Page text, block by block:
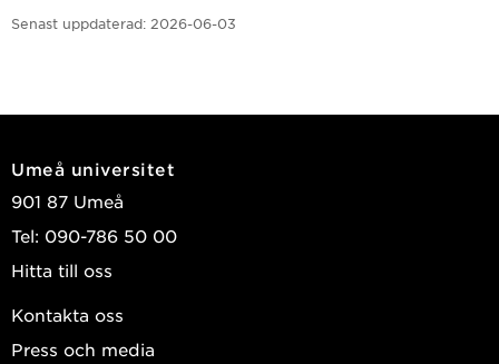
Senast uppdaterad: 2026-06-03
Umeå universitet
901 87 Umeå
Tel: 090-786 50 00
Hitta till oss
Kontakta oss
Press och media